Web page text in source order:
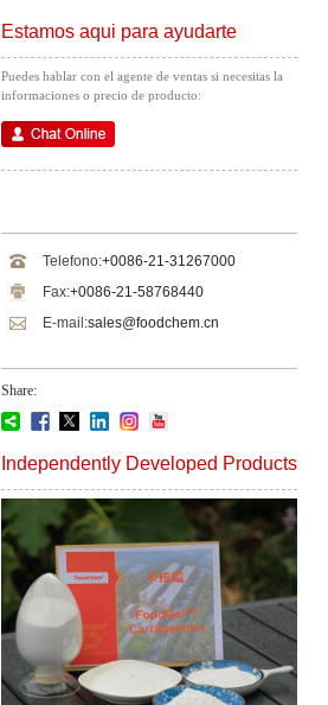
Estamos aqui para ayudarte
Puedes hablar con el agente de ventas si necesitas la
informaciones o precio de producto:
Telefono:+0086-21-31267000
Fax:+0086-21-58768440
E-mail:sales@foodchem.cn
Share:
Independently Developed Products